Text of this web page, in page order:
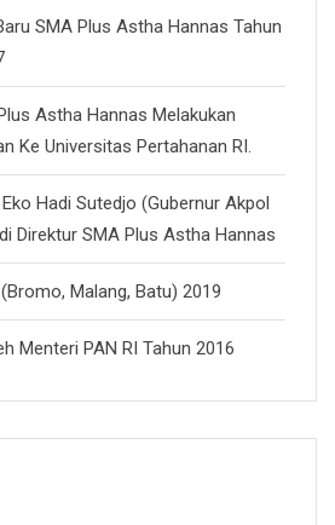
SMA Plus Astha Hannas Tahun
Astha Hannas Melakukan
Ke Universitas Pertahanan RI.
Hadi Sutedjo (Gubernur Akpol
Direktur SMA Plus Astha Hannas
Malang, Batu) 2019
Menteri PAN RI Tahun 2016